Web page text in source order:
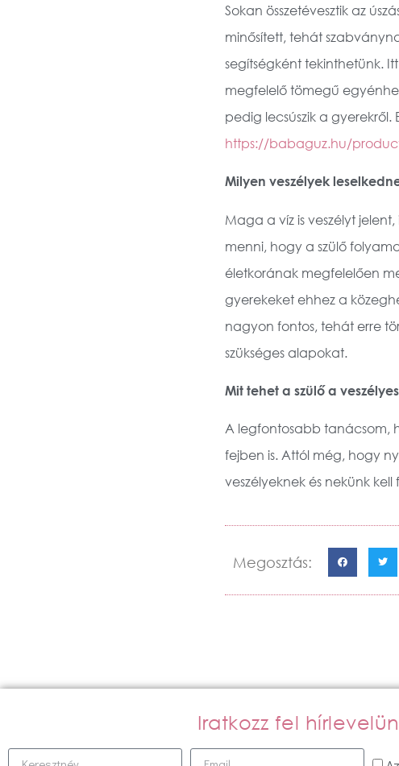
Sokan összetévesztik az
minősített, tehát
segítségként tekinthetünk.
megfelelő tömegű
pedig lecsúszik a gyerekről.
https://babaguz.hu/
Milyen veszélyek
Maga a víz is veszélyt
menni, hogy a szülő
életkorának megfelelően
gyerekeket ehhez a
nagyon fontos, tehát erre
szükséges alapokat.
Mit tehet a szülő a
A legfontosabb tanácsom,
fejben is. Attól még, hogy
veszélyeknek és nekünk
Megosztás:
Iratkozz fel